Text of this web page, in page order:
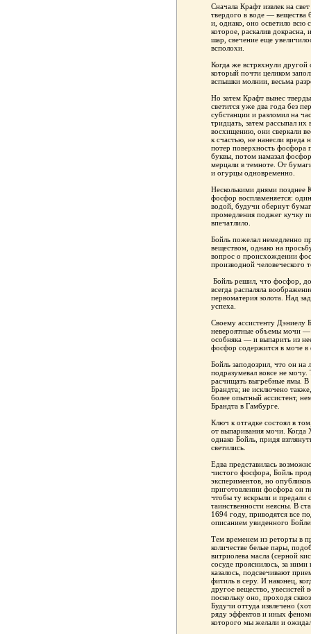
Сначала Крафт извлек на
твердого в воде —
и, однако, оно осветило всю
которое, раскалив докрасна,
шар, свечение еще
всполохи.
Когда же встряхнули
который почти целиком
вспышки молнии, весьма
Но затем Крафт вынес
светится уже два года без
субстанции и разломил на
тридцать, затем рассыпал
восхищению, они сверкали
к счастью, не нанесли вреда
потер поверхность фосфора
буквы, потом намазал
мерцали в темноте. От
и огурцы одновременно.
Несколькими днями позднее
фосфор воспламеняется:
водой, будучи обернут
промедления поджег кучку
впечатлило.
Бойль пожелал немедленно
веществом, однако на
вопрос о происхождении
производной человеческого
Бойль решил, что фосфор,
всегда распаляла
первоматерия золота. Над
успеха.
Своему ассистенту Дэниелу
невероятные объемы мочи —
особняка — и выпарить из
фосфор содержится в моче в
Бойль заподозрил, что он
подразумевал вовсе не
расчищать выгребные ямы. В
Брандта; не исключено
более опытный ассистент,
Брандта в Гамбурге.
Ключ к отгадке состоял в
от выпаривания мочи. Когда
однако Бойль, придя
светились.
Едва представилась
чистого фосфора, Бойль
экспериментов, но
приготовлении фосфора он
чтобы ту вскрыли и предали
таинственности неясны. В
1694 году, приводятся все
описанием увиденного
Тем временем из реторты в
количестве белые пары,
витриолева масла (серной
сосуде прояснилось, за
казалось, подсвечивают
фитиль в серу. И наконец,
другое вещество,
поскольку оно, проходя
Будучи оттуда извлечено
ряду эффектов и иных
которого мы желали и